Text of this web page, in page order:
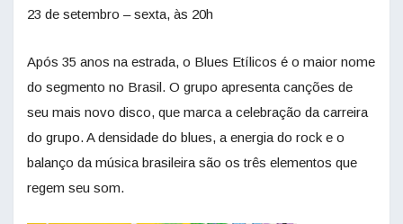
23 de setembro – sexta, às 20h
Após 35 anos na estrada, o Blues Etílicos é o maior nome
do segmento no Brasil. O grupo apresenta canções de
seu mais novo disco, que marca a celebração da carreira
do grupo. A densidade do blues, a energia do rock e o
balanço da música brasileira são os três elementos que
regem seu som.